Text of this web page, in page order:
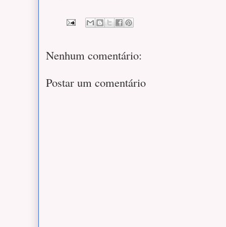
Nenhum comentário:
Postar um comentário